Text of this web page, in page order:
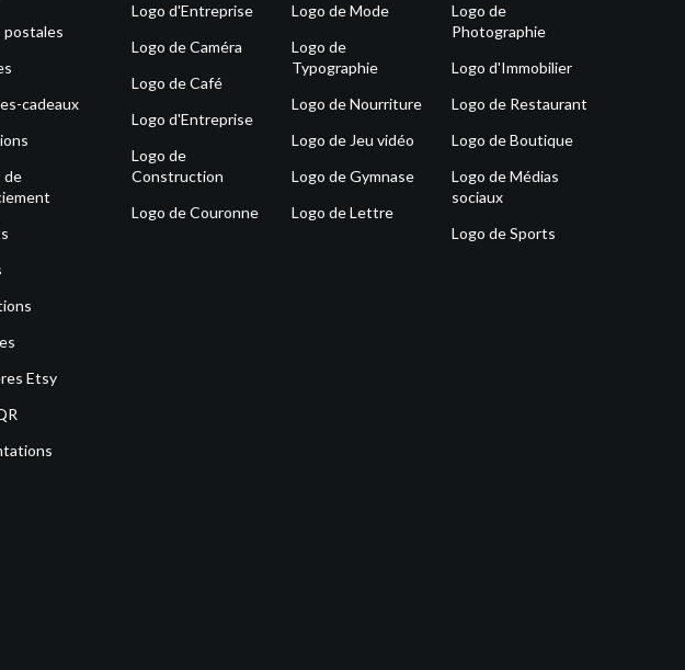
postales
cadeaux
de
Etsy
Logo d'Entreprise
Logo de Caméra
Logo de Café
Logo d'Entreprise
Logo de
Construction
Logo de Couronne
Logo de Mode
Logo de
Typographie
Logo de Nourriture
Logo de Jeu vidéo
Logo de Gymnase
Logo de Lettre
Logo de
Photographie
Logo d'Immobilier
Logo de Restaurant
Logo de Boutique
Logo de Médias
sociaux
Logo de Sports